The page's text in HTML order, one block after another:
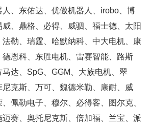
、东佑达、优傲机器人、irobo、博
、鼎格、必得、威驷、福士德、太阳
勒、瑞霆、哈默纳科、中大电机、康
恩科、东胜电机、雷赛智能、路斯
达、SpG、GGM、大族电机、翠
克斯、万可、魏德米勒、康耐、威
佩勒电子、穆尔、必得客、图尔克、
赛、奥托尼克斯、倍加福、兰宝、派